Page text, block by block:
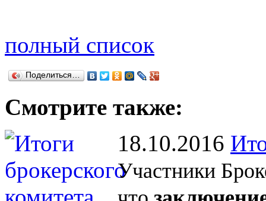
полный список
Поделиться…
Смотрите также:
18.10.2016
Участники